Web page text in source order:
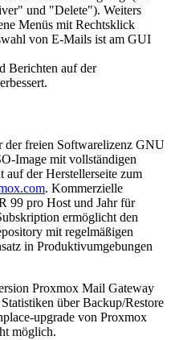
und "Delete"). Weiters
Menüs mit Rechtsklick
von E-Mails ist am GUI
Berichten auf der
der freien Softwarelizenz GNU
Image mit vollständigen
auf der Herstellerseite zum
. Kommerzielle
99 pro Host und Jahr für
ermöglicht den
mit regelmäßigen
in Produktivumgebungen
Proxmox Mail Gateway
über Backup/Restore
upgrade von Proxmox
möglich.